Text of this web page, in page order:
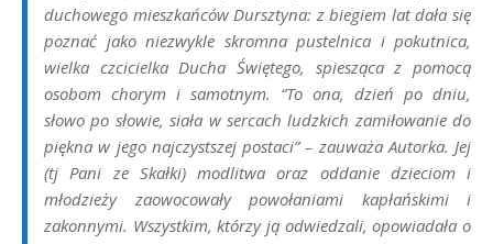
duchowego mieszkańców Dursztyna: z biegiem lat dała się
poznać jako niezwykle skromna pustelnica i pokutnica,
wielka czcicielka Ducha Świętego, spiesząca z pomocą
osobom chorym i samotnym. “To ona, dzień po dniu,
słowo po słowie, siała w sercach ludzkich zamiłowanie do
piękna w jego najczystszej postaci” – zauważa Autorka. Jej
(tj Pani ze Skałki) modlitwa oraz oddanie dzieciom i
młodzieży zaowocowały powołaniami kapłańskimi i
zakonnymi. Wszystkim, którzy ją odwiedzali, opowiadała o